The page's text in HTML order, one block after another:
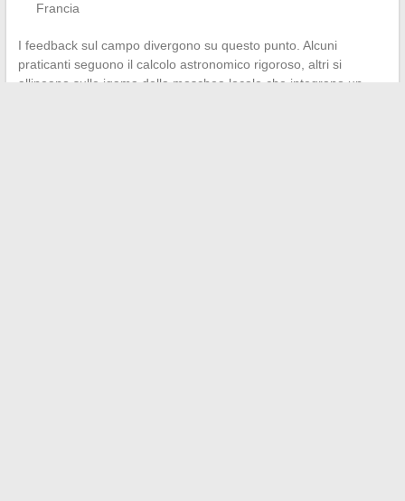
Francia
I feedback sul campo divergono su questo punto. Alcuni
praticanti seguono il calcolo astronomico rigoroso, altri si
allineano sulle iqama della moschea locale che integrano un